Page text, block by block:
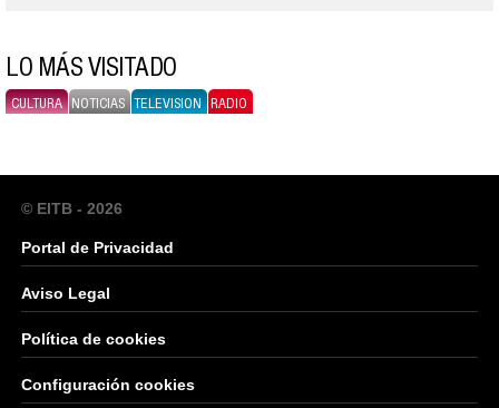
LO MÁS VISITADO
CULTURA NOTICIAS TELEVISION RADIO
© EITB - 2026
Portal de Privacidad
Aviso Legal
Política de cookies
Configuración cookies